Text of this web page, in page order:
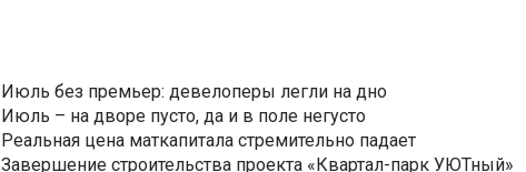
Июль без премьер: девелоперы легли на дно
Июль – на дворе пусто, да и в поле негусто
Реальная цена маткапитала стремительно падает
Завершение строительства проекта «Квартал-парк УЮТный»